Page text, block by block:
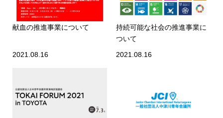
献血の推進事業について
2021.08.16
持続可能な社会の推進事業に
ついて
2021.08.16